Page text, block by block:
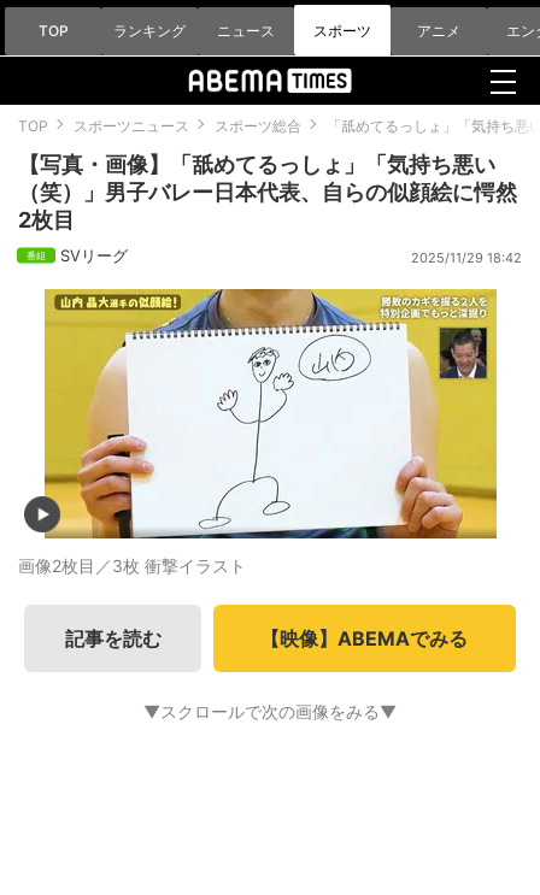
TOP ランキング ニュース スポーツ アニメ エン
TOP スポーツニュース スポーツ総合 「舐めてるっしょ」「気持ち
【写真・画像】「舐めてるっしょ」「気持ち悪い
（笑）」男子バレー日本代表、自らの似顔絵に愕然
2枚目
SVリーグ 2025/11/29 18:42
画像2枚目／3枚 衝撃イラスト
記事を読む 【映像】ABEMAでみる
▼スクロールで次の画像をみる▼